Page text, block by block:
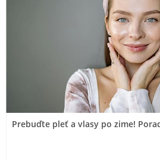
Prebuďte pleť a vlasy po zime!